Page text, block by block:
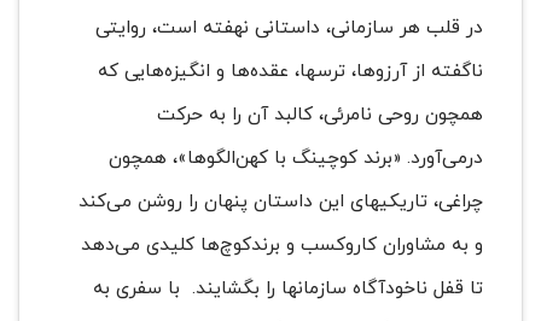
در قلب هر سازمانی، داستانی نهفته است، روایتی
ناگفته از آرزوها، ترسها، عقده‌ها و انگیزه‌هایی که
همچون روحی نامرئی، کالبد آن را به حرکت
درمی‌آورد. «برند کوچینگ با کهن‌الگوها»، همچون
چراغی، تاریکیهای این داستان پنهان را روشن می‌کند
و به مشاوران کاروکسب و برندکوچ‌ها کلیدی می‌دهد
تا قفل ناخودآگاه سازمانها را بگشایند. با سفری به